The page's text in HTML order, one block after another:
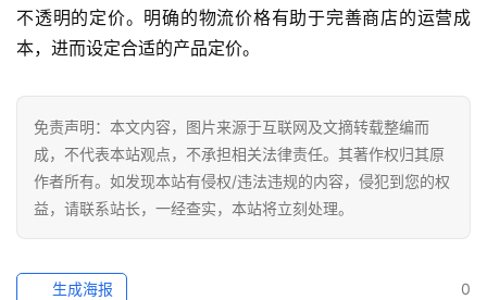
不透明的定价。明确的物流价格有助于完善商店的运营成
本，进而设定合适的产品定价。
免责声明：本文内容，图片来源于互联网及文摘转载整编而
成，不代表本站观点，不承担相关法律责任。其著作权归其原
作者所有。如发现本站有侵权/违法违规的内容，侵犯到您的权
益，请联系站长，一经查实，本站将立刻处理。
0
生成海报